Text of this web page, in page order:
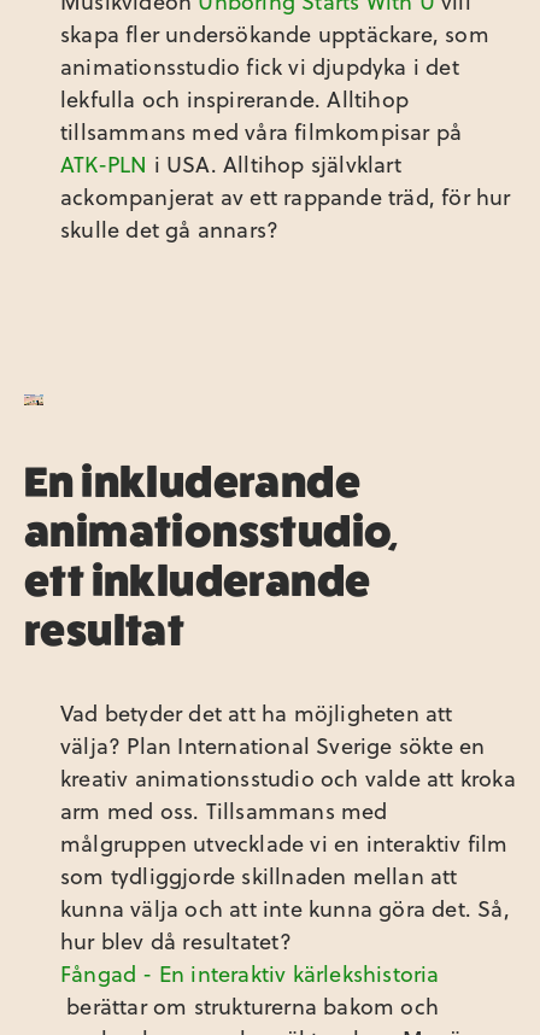
skapa fler undersökande upptäckare, som
animationsstudio fick vi djupdyka i det
lekfulla och inspirerande. Alltihop
tillsammans med våra filmkompisar på
ATK-PLN i USA. Alltihop självklart
ackompanjerat av ett rappande träd, för hur
skulle det gå annars?
En inkluderande
animationsstudio,
ett inkluderande
resultat
Vad betyder det att ha möjligheten att
välja? Plan International Sverige sökte en
kreativ animationsstudio och valde att kroka
arm med oss. Tillsammans med
målgruppen utvecklade vi en interaktiv film
som tydliggjorde skillnaden mellan att
kunna välja och att inte kunna göra det. Så,
hur blev då resultatet?
Fångad - En interaktiv kärlekshistoria
berättar om strukturerna bakom och